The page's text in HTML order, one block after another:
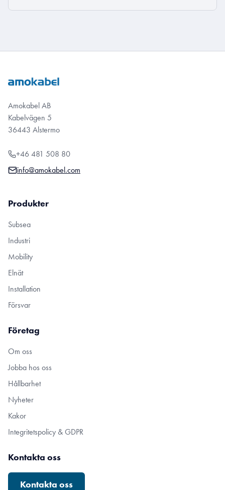
Amokabel AB
Kabelvägen 5
36443 Alstermo
+46 481 508 80
info@amokabel.com
Produkter
Subsea
Industri
Mobility
Elnät
Installation
Försvar
Företag
Om oss
Jobba hos oss
Hållbarhet
Nyheter
Kakor
Integritetspolicy & GDPR
Kontakta oss
Kontakta oss